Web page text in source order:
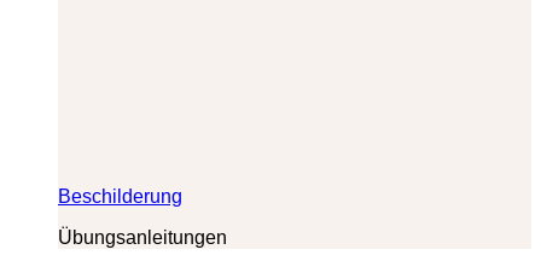
Beschilderung
Übungsanleitungen